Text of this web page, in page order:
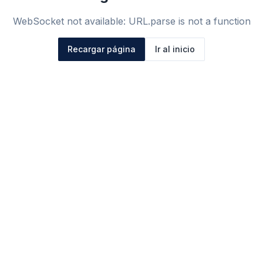
WebSocket not available: URL.parse is not a function
Recargar página Ir al inicio